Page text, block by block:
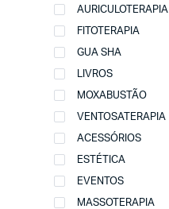
AURICULOTERAPIA
FITOTERAPIA
GUA SHA
LIVROS
MOXABUSTÃO
VENTOSATERAPIA
ACESSÓRIOS
ESTÉTICA
EVENTOS
MASSOTERAPIA